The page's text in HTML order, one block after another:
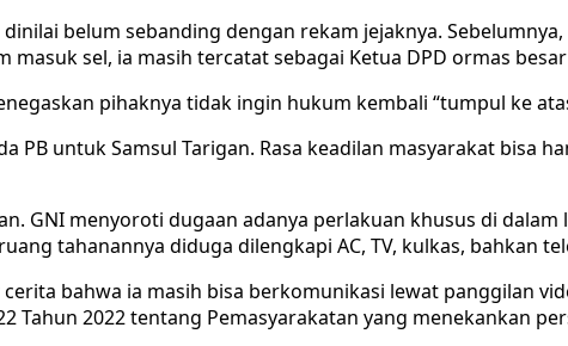
belum sebanding dengan rekam jejaknya.
masuk sel, ia masih tercatat sebagai Ketua DPD ormas
pihaknya tidak ingin hukum kembali “tumpul ke
PB untuk Samsul Tarigan. Rasa keadilan masyarakat
GNI menyoroti dugaan adanya perlakuan khusus di
tahanannya diduga dilengkapi AC, TV, kulkas, bahkan
bahwa ia masih bisa berkomunikasi lewat panggilan
Tahun 2022 tentang Pemasyarakatan yang menekankan